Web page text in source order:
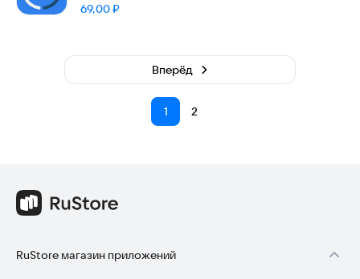
Цена:
69,00₽
1 2
Вперёд
RuStore магазин приложений